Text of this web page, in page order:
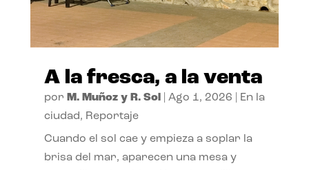
A la fresca, a la venta
por M. Muñoz y R. Sol| Ago 1, 2026
En la
ciudad, Reportaje
Cuando el sol cae y empieza a soplar la
brisa del mar, aparecen una mesa y